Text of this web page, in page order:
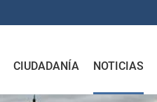
CIUDADANÍA NOTICIAS